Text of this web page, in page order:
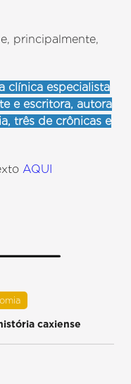
principalmente,
clínica especialista
e escritora, autora
três de crônicas e
AQUI
caxiense